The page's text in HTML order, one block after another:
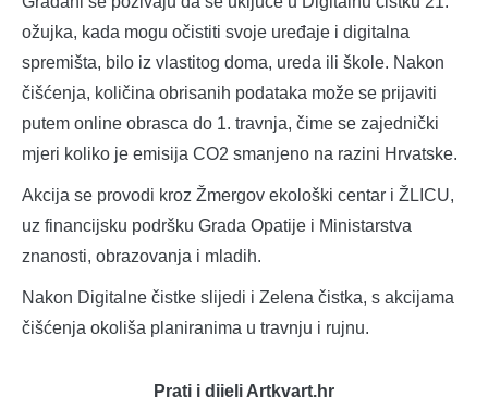
ožujka, kada mogu očistiti svoje uređaje i digitalna
spremišta, bilo iz vlastitog doma, ureda ili škole. Nakon
čišćenja, količina obrisanih podataka može se prijaviti
putem online obrasca do 1. travnja, čime se zajednički
mjeri koliko je emisija CO2 smanjeno na razini Hrvatske.
Akcija se provodi kroz Žmergov ekološki centar i ŽLICU,
uz financijsku podršku Grada Opatije i Ministarstva
znanosti, obrazovanja i mladih.
Nakon Digitalne čistke slijedi i Zelena čistka, s akcijama
čišćenja okoliša planiranima u travnju i rujnu.
Prati i dijeli Artkvart.hr